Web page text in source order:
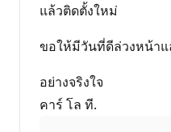
แล้วติดตั้งใหม่
ขอให้มีวันที่ดีล่วงหน้า
อย่างจริงใจ
คาร์ โล ที.